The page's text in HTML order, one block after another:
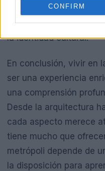
CONFIRM
una visión equilibrada
necesidad de
la identidad cultural.
En conclusión, vivir en
ser una experiencia
una comprensión
Desde la arquitectura
cada aspecto merece
tiene mucho que
metrópoli depende de
la disposición para